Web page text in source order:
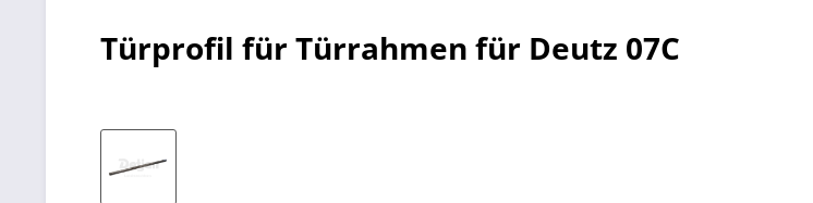
Türprofil für Türrahmen für Deutz 07C